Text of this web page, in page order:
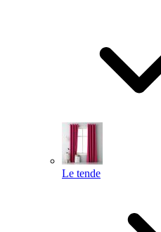
Le tende